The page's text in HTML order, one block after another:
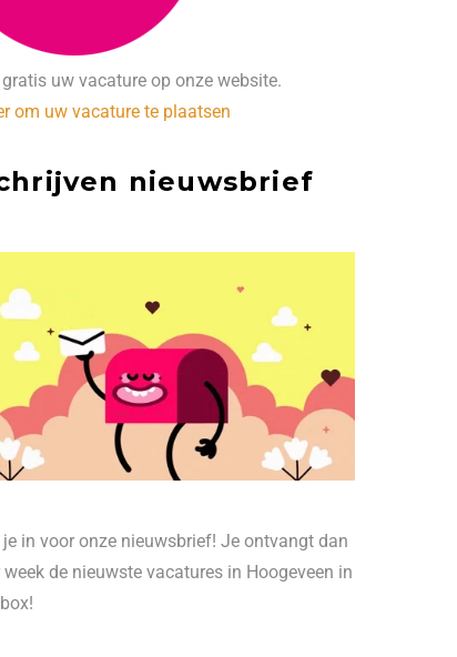
uw vacature op onze website.
om uw vacature te plaatsen
nieuwsbrief
in voor onze nieuwsbrief! Je ontvangt dan
week de nieuwste vacatures in Hoogeveen in